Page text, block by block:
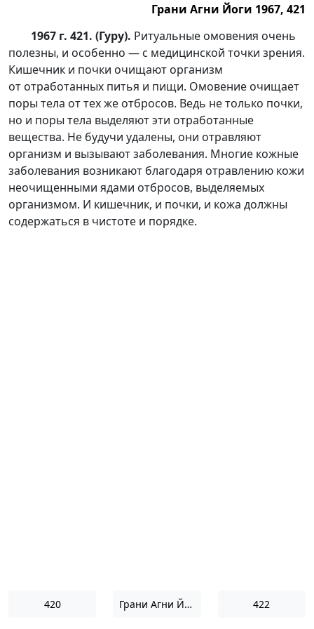
Грани Агни Йоги 1967, 421
1967 г. 421. (Гуру). Ритуальные омовения очень
полезны, и особенно — с медицинской точки зрения.
Кишечник и почки очищают организм
от отработанных питья и пищи. Омовение очищает
поры тела от тех же отбросов. Ведь не только почки,
но и поры тела выделяют эти отработанные
вещества. Не будучи удалены, они отравляют
организм и вызывают заболевания. Многие кожные
заболевания возникают благодаря отравлению кожи
неочищенными ядами отбросов, выделяемых
организмом. И кишечник, и почки, и кожа должны
содержаться в чистоте и порядке.
420 Грани Агни Йоги 1967 422